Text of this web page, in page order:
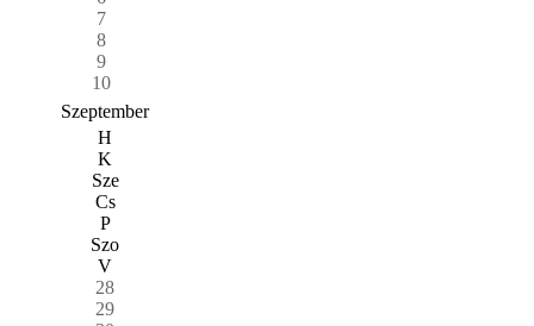
7
8
9
10
Szeptember
H
K
Sze
Cs
P
Szo
V
28
29